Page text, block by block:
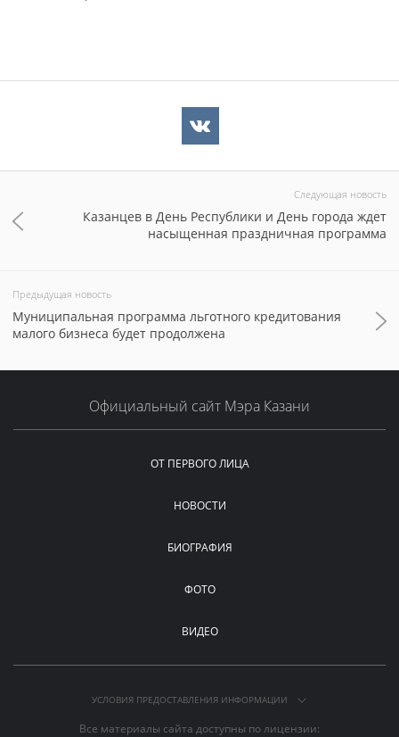
Следующая новость
Казанцев в День Республики и День города ждет
насыщенная праздничная программа
Предыдущая новость
Муниципальная программа льготного кредитования
малого бизнеса будет продолжена
Официальный сайт Мэра Казани
ОТ ПЕРВОГО ЛИЦА
НОВОСТИ
БИОГРАФИЯ
ФОТО
ВИДЕО
УСЛОВИЯ ПРЕДОСТАВЛЕНИЯ ИНФОРМАЦИИ
Все материалы сайта доступны по лицензии: